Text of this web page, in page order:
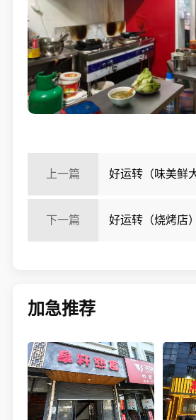
上一篇 好运转（味美鲜
工业区快餐店转让门口可外摆
下一篇 好运转（烧烤店
加急推荐